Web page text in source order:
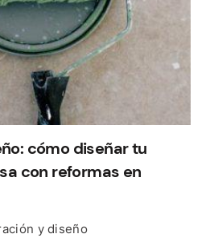
cómo diseñar tu
con reformas en
y diseño